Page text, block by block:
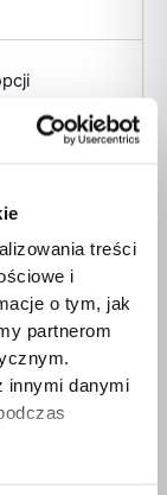
treści
i
o tym, jak
partnerom
innymi danymi
Cyfrowa